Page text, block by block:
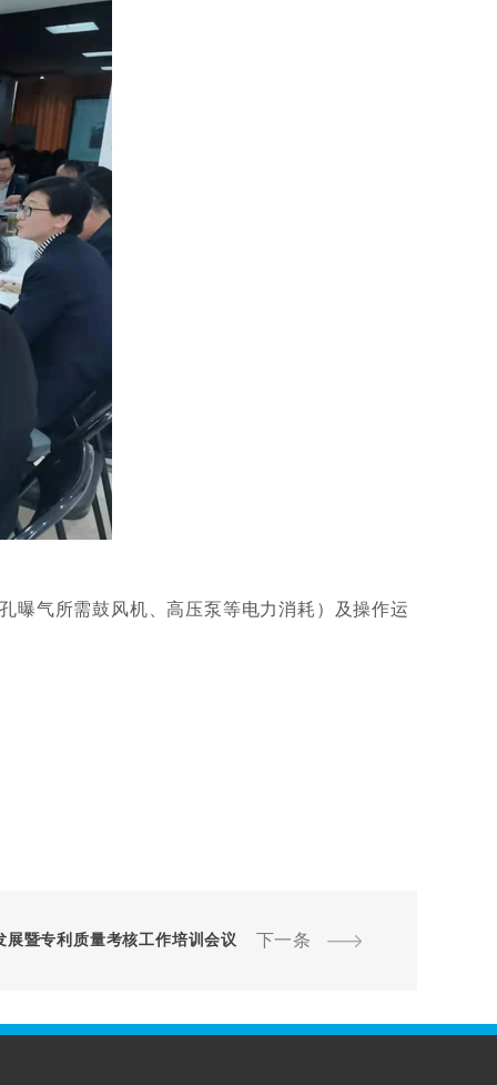
曝气所需鼓风机、高压泵等电力消耗）及操作运
下一条
暨专利质量考核工作培训会议